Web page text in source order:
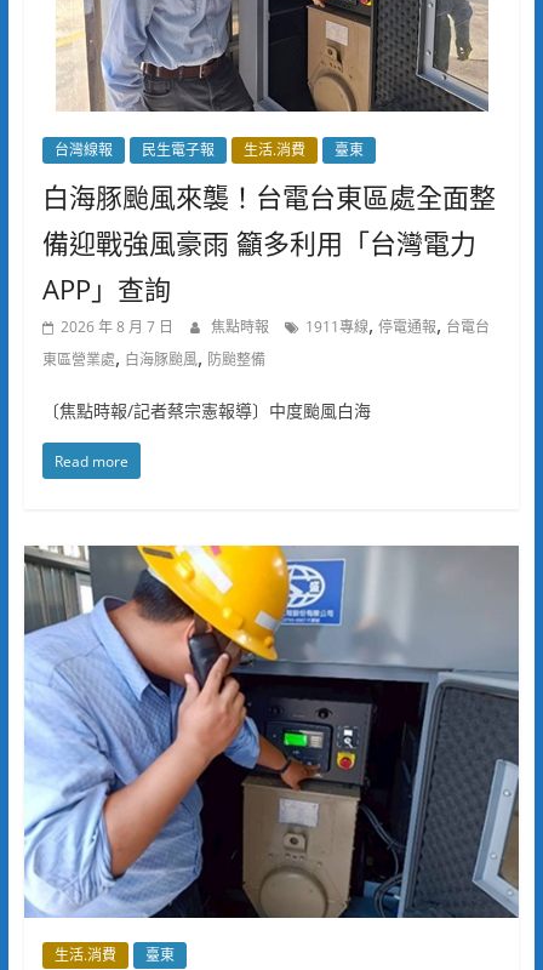
台灣線報 民生電子報 生活.消費 臺東
白海豚颱風來襲！台電台東區處全面整
備迎戰強風豪雨 籲多利用「台灣電力
APP」查詢
2026 年 8 月 7 日 焦點時報 1911專線, 停電通報, 台電台
東區營業處, 白海豚颱風, 防颱整備
〔焦點時報/記者蔡宗憲報導〕中度颱風白海
Read more
生活.消費 臺東